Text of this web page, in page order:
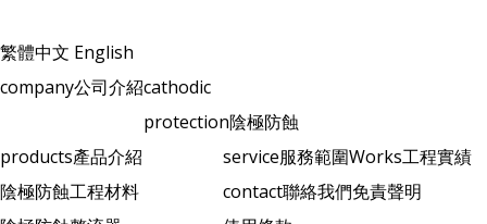
繁體中文 English
company公司介紹cathodic
protection陰極防蝕
products產品介紹
陰極防蝕工程材料
service服務範圍Works工程實績
contact聯絡我們免責聲明